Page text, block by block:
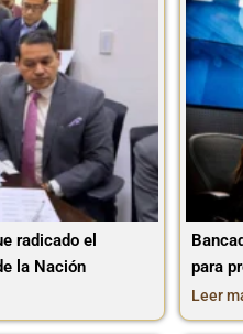
radicado el
la Nación
para
Leer